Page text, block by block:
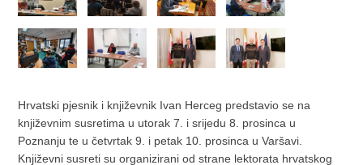
Hrvatski pjesnik i književnik Ivan Herceg predstavio se na
književnim susretima u utorak 7. i srijedu 8. prosinca u
Poznanju te u četvrtak 9. i petak 10. prosinca u Varšavi.
Književni susreti su organizirani od strane lektorata hrvatskog